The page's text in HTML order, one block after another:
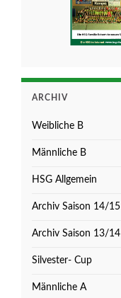
ARCHIV
Weibliche B
Männliche B
HSG Allgemein
Archiv Saison 14/15
Archiv Saison 13/14
Silvester- Cup
Männliche A